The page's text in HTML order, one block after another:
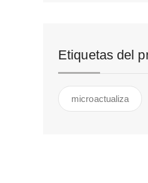
Etiquetas del
microactualiza